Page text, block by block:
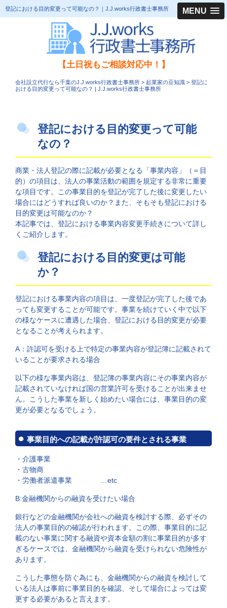
MENU
登記における目的変更って可能なの？｜J.J.works行政書士事務所
【土日祝もご相談対応中！】
会社設立代行なら千葉のJ.J.works行政書士事務所 > 起業家の豆知識 > 登記に
おける目的変更って可能なの？ | J.J.works行政書士事務所
登記における目的変更って可能
なの？
商業・法人登記の際に記載が必要となる「事業内容」（＝目
的）の項目は、法人の事業活動の範囲を規定する非常に重要
な項目です。この事業目的を登記が完了した後に変更したい
場合にはどうすれば良いのか？また、そもそも登記における
目的変更は可能なのか？
本記事では、登記における事業内容変更手続きについて詳し
くご紹介します。
登記における目的変更は可能
か？
登記における事業内容の項目は、一度登記が完了した後であ
っても変更することが可能です。事業を続けていく中で以下
の様なケースに遭遇した場合、登記における目的変更が必要
となることが考えられます。
A：許認可を受ける上で特定の事業内容が登記簿に記載されて
いることが要求される場合
以下の様な事業内容は、登記簿の事業内容にその事業内容が
記載されていなければ国の営業許可を受けることが出来ませ
ん。こうした事業を新しく始めたい場合には、事業目的の変
更が必要となるでしょう。
事業目的への記載が許認可の要件とされる事業
・介護事業
・古物商
・労働者派遣事業 …etc
B:金融機関からの融資を受けたい場合
銀行などの金融機関が会社への融資を検討する際、必ずその
法人の事業目的の確認が行われます。この際、事業目的に記
載のない事業に関する融資や資本金額の割に事業目的が多す
ぎるケースでは、金融機関から融資を受けられない危険性が
あります。
こうした事態を防ぐ為にも、金融機関からの融資を検討して
いる法人は事前に事業目的を確認、そして場合によっては変
更する必要があると言えます。